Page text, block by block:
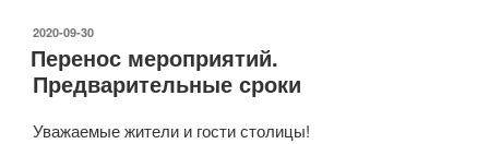
ОПУБЛИКОВАНО
2020-09-30
Перенос мероприятий.
Предварительные сроки
Уважаемые жители и гости столицы!